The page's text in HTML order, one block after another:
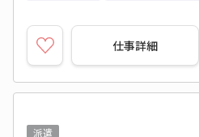
仕事詳細
派遣